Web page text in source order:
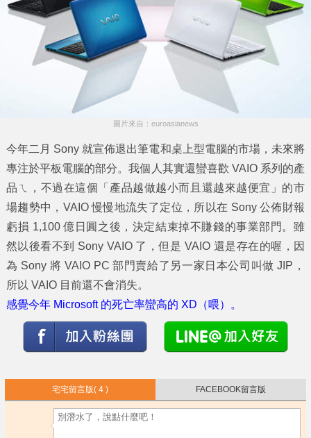
圖片來自：euroasianews
今年二月 Sony 就宣佈退出筆電和桌上型電腦的市場，未來將
專注於平板電腦的部分。我個人其實還蠻喜歡 VAIO 系列的產
品ㄟ，不過在這個「產品越做越小而且還越來越便宜」的市
場趨勢中，VAIO 慢慢地流失了定位，所以在 Sony 公佈財報
虧損 1,100 億日圓之後，決定結束掉不賺錢的事業部門。雖
然以後看不到 Sony VAIO 了，但是 VAIO 還是存在的喔，因
為 Sony 將 VAIO PC 部門賣給了另一家日本公司叫做 JIP，
所以 VAIO 目前還不會消失。
感覺今年 Microsoft 的死亡率蠻高的 XD（喂）。
宅宅留言版( 4 ) FACEBOOK留言版